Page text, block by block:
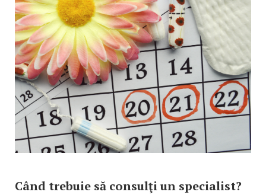
Când trebuie să consulţi un specialist?